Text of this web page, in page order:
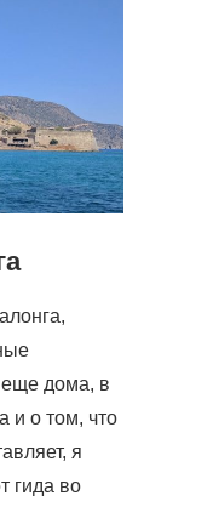
дома, в
и о том, что
я
гида во